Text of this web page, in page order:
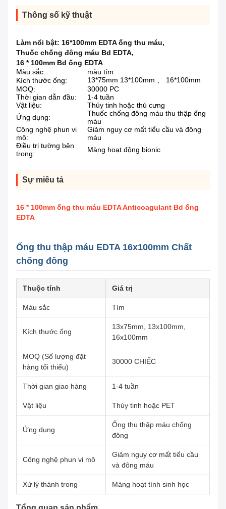
Thông số kỹ thuật
Làm nổi bật: 16*100mm EDTA ống thu máu,
Thuốc chống đông máu Bd EDTA,
16 * 100mm Bd ống EDTA
Màu sắc:
màu tím
Kích thước ống:
13*75mm 13*100mm 、 16*100mm
MOQ:
30000 PC
Thời gian dẫn đầu:
1-4 tuần
Vật liệu:
Thủy tinh hoặc thú cưng
Ứng dụng:
Thuốc chống đông máu thu thập ống
máu
Công nghệ phun vi
mô:
Giảm nguy cơ mất tiểu cầu và đông
máu
Điều trị tường bên
trong:
Màng hoạt động bionic
Sự miêu tả
16 * 100mm ống thu máu EDTA Anticoagulant Bd ống
EDTA
Ống thu thập máu EDTA 16x100mm Chất
chống đông
Thuộc tính Giá trị
Màu sắc Tím
Kích thước ống
13x75mm, 13x100mm,
16x100mm
MOQ (Số lượng đặt
hàng tối thiểu)
30000 CHIẾC
Thời gian giao hàng 1-4 tuần
Vật liệu Thủy tinh hoặc PET
Ứng dụng
Ống thu thập máu chống
đông
Công nghệ phun vi mô
Giảm nguy cơ mất tiểu cầu
và đông máu
Xử lý thành trong Màng hoạt tính sinh học